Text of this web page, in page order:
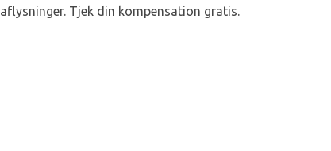
aflysninger. Tjek din kompensation gratis.